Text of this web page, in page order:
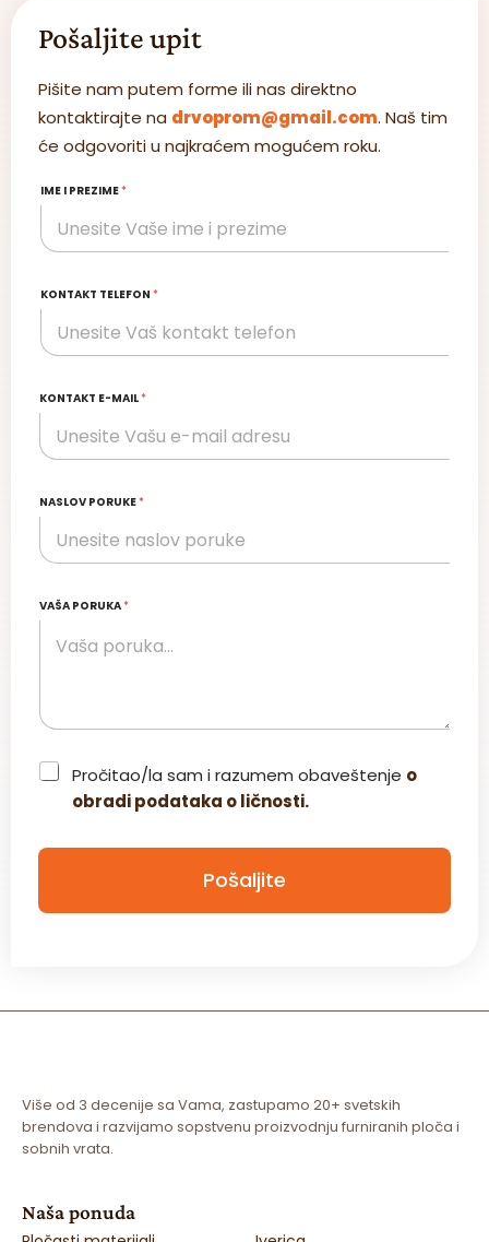
Pošaljite upit
Pišite nam putem forme ili nas direktno
kontaktirajte na drvoprom@gmail.com. Naš tim
će odgovoriti u najkraćem mogućem roku.
IME I PREZIME*
KONTAKT TELEFON *
KONTAKT E-MAIL*
NASLOV PORUKE*
VAŠA PORUKA*
C
k
x
*
Pročitao/la sam i razumem obaveštenje o
obradi podataka o ličnosti.
Pošaljite
Više od 3 decenije sa Vama, zastupamo 20+ svetskih
brendova i razvijamo sopstvenu proizvodnju furniranih ploča i
sobnih vrata.
Naša ponuda